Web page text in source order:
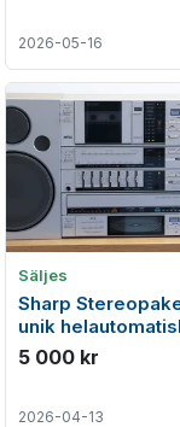
2026-05-16
Säljes
Sharp
unik
skivspelare,
& receiver
5 000 kr
2026-04-13